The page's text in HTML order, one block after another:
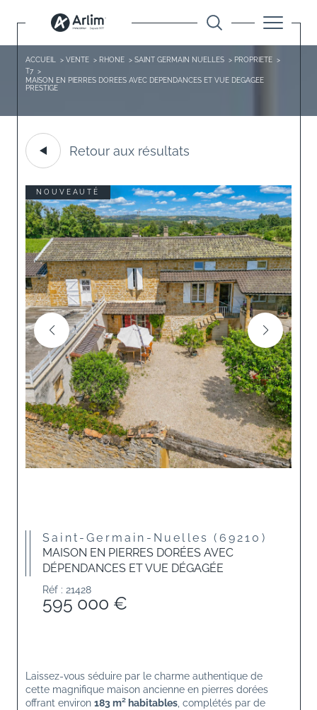
ACCUEIL VENTE RHONE SAINT GERMAIN NUELLES
PROPRIETE
T7
MAISON EN PIERRES DOREES AVEC DEPENDANCES ET VUE DEGAGEE
PRESTIGE
Retour aux résultats
NOUVEAUTÉ
Saint-Germain-Nuelles (69210)
MAISON EN PIERRES DORÉES AVEC
DÉPENDANCES ET VUE DÉGAGÉE
Réf : 21428
595 000 €
Laissez-vous séduire par le charme authentique de
cette magnifique maison ancienne en pierres dorées
offrant environ 183 m² habitables, complétés par de